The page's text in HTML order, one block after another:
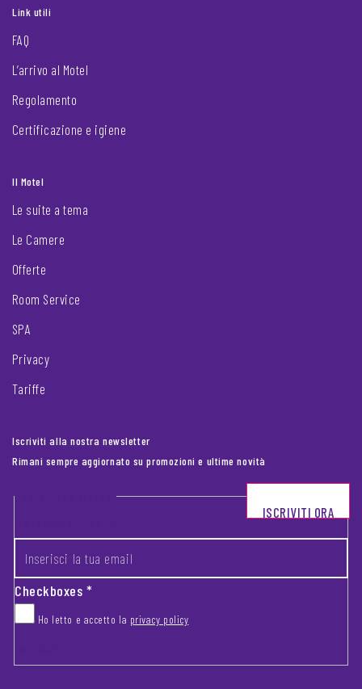
Link utili
FAQ
L’arrivo al Motel
Regolamento
Certificazione e igiene
Il Motel
Le suite a tema
Le Camere
Offerte
Room Service
SPA
Privacy
Tariffe
Iscriviti alla nostra newsletter
Rimani sempre aggiornato su promozioni e ultime novità
Footer newsletter
Checkboxes*
Ho letto e accetto la privacy policy
ISCRIVITI ORA